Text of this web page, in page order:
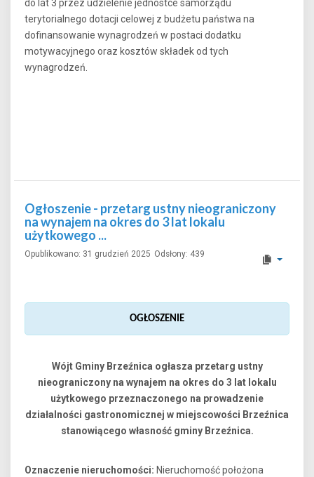
do lat 3 przez udzielenie jednostce samorządu
terytorialnego dotacji celowej z budżetu państwa na
dofinansowanie wynagrodzeń w postaci dodatku
motywacyjnego oraz kosztów składek od tych
wynagrodzeń
Ogłoszenie - przetarg ustny nieograniczony
na wynajem na okres do 3 lat lokalu
użytkowego ...
Opublikowano: 31 grudzień 2025 Odsłony: 439
OGŁOSZENIE
Wójt Gminy Brzeźnica ogłasza przetarg ustny
nieograniczony na wynajem na okres do 3 lat lokalu
użytkowego przeznaczonego na prowadzenie
działalności gastronomicznej w miejscowości Brzeźnica
stanowiącego własność gminy Brzeźnica.
Oznaczenie nieruchomości: Nieruchomość położona